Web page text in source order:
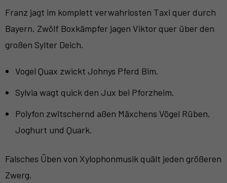
Franz jagt im komplett verwahrlosten Taxi quer durch
Bayern. Zwölf Boxkämpfer jagen Viktor quer über den
großen Sylter Deich.
Vogel Quax zwickt Johnys Pferd Bim.
Sylvia wagt quick den Jux bei Pforzheim.
Polyfon zwitschernd aßen Mäxchens Vögel Rüben,
Joghurt und Quark.
Falsches Üben von Xylophonmusik quält jeden größeren
Zwerg.